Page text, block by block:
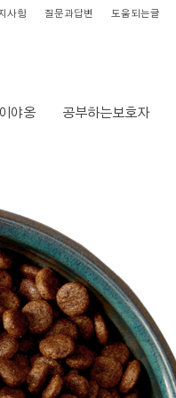
사항 질문과답변 도움되는글
야옹 공부하는보호자